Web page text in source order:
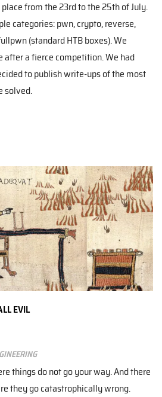
from the 23rd to the 25th of July.
categories: pwn, crypto, reverse,
(standard HTB boxes). We
after a fierce competition. We had
to publish write-ups of the most
solved.
EVIL
things do not go your way. And there
they go catastrophically wrong.